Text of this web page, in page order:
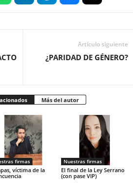
Artículo siguiente
¿PARIDAD DE GÉNERO?
Más del autor
firmas
víctima de la
Nuestras firmas
El final de la Ley Serrano
(con pase VIP)